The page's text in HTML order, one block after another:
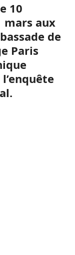
10
mars aux
de
Paris